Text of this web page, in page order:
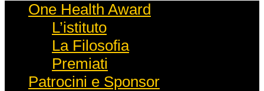
One Health Award
L’istituto
La Filosofia
Premiati
Patrocini e Sponsor